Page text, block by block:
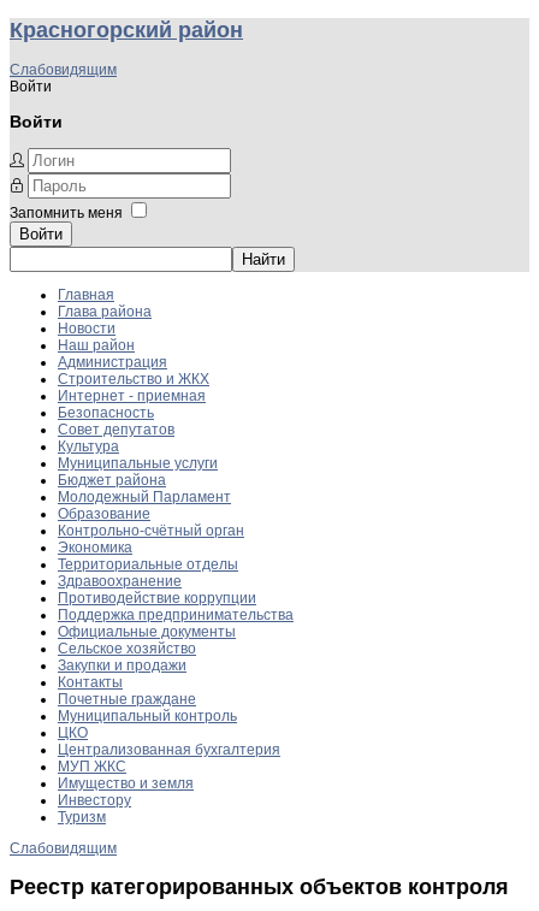
Красногорский район
Слабовидящим
Войти
Войти
Запомнить меня
Войти
Главная
Глава района
Новости
Наш район
Администрация
Строительство и ЖКХ
Интернет - приемная
Безопасность
Совет депутатов
Культура
Муниципальные услуги
Бюджет района
Молодежный Парламент
Образование
Контрольно-счётный орган
Экономика
Территориальные отделы
Здравоохранение
Противодействие коррупции
Поддержка предпринимательства
Официальные документы
Сельское хозяйство
Закупки и продажи
Контакты
Почетные граждане
Муниципальный контроль
ЦКО
Централизованная бухгалтерия
МУП ЖКС
Имущество и земля
Инвестору
Туризм
Слабовидящим
Реестр категорированных объектов контроля